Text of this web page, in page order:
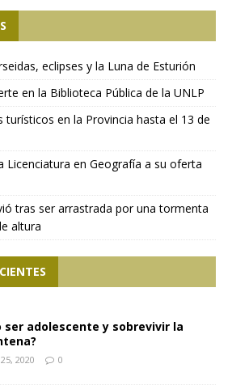
eclipses y la Luna de Esturión
en la Biblioteca Pública de la UNLP
turísticos en la Provincia hasta el 13 de
Licenciatura en Geografía a su oferta
tras ser arrastrada por una tormenta
altura
ser adolescente y sobrevivir la
2020 0